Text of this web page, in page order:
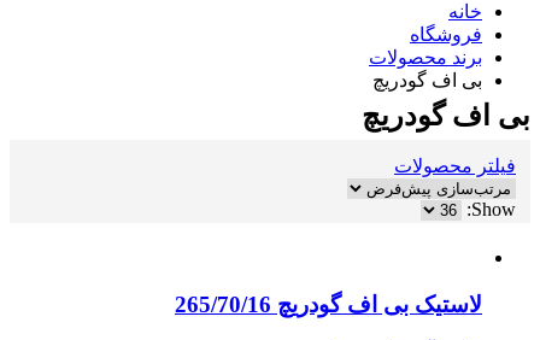
خانه
فروشگاه
برند محصولات
بی اف گودریچ
بی اف گودریچ
فیلتر محصولات
Show:
لاستیک بی اف گودریچ 265/70/16